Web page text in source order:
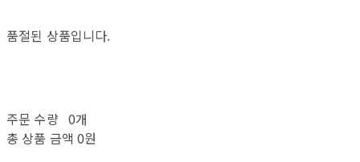
품절된 상품입니다.
주문 수량 0개
총 상품 금액 0원